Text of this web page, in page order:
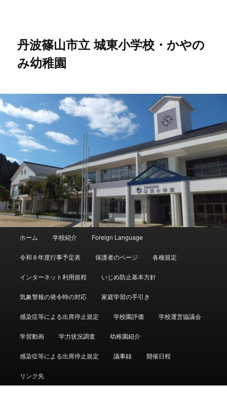
移
動
丹波篠山市立 城東小学校・かやの
み幼稚園
ホーム 学校紹介 Foreign Language
令和８年度行事予定表 保護者のページ 各種規定
インターネット利用規程 いじめ防止基本方針
気象警報の発令時の対応 家庭学習の手引き
感染症等による出席停止規定 学校園評価 学校運営協議会
学習動画 学力状況調査 幼稚園紹介
感染症等による出席停止規定 議事録 開催日程
リンク先